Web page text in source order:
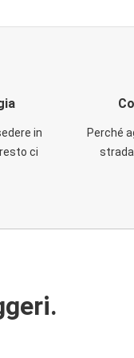
in
ci
Perché
strada